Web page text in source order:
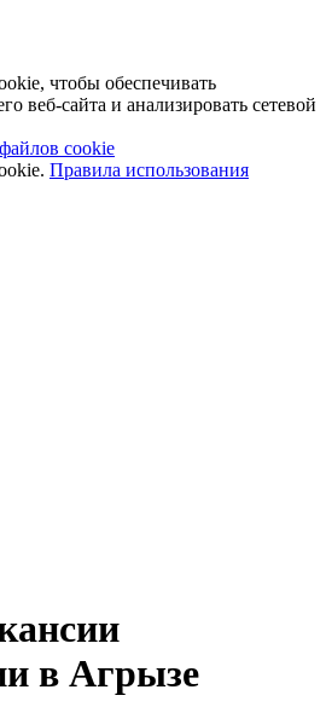
чтобы обеспечивать
веб-сайта и анализировать сетевой
cookie
Правила использования
в Агрызе